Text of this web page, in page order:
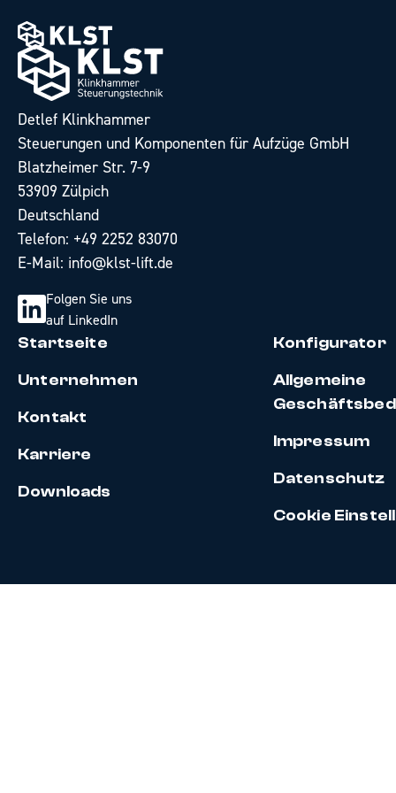
Detlef Klinkhammer
Steuerungen und Komponenten für Aufzüge GmbH
Blatzheimer Str. 7-9
53909 Zülpich
Deutschland
Telefon: +49 2252 83070
E-Mail: info@klst-lift.de
Folgen Sie uns
auf LinkedIn
Startseite
Unternehmen
Kontakt
Karriere
Downloads
Konfigurator
Allgemeine
Impressum
Datenschutz
Cookie